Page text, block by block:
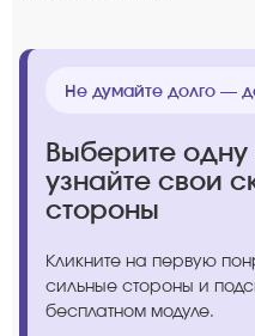
Не думайте долго —
Выберите
узнайте свои
стороны
Кликните на первую
сильные стороны и
бесплатном модуле.